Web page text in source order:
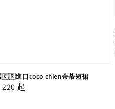
🇰🇷進口coco chien蒂蒂短裙
220 起